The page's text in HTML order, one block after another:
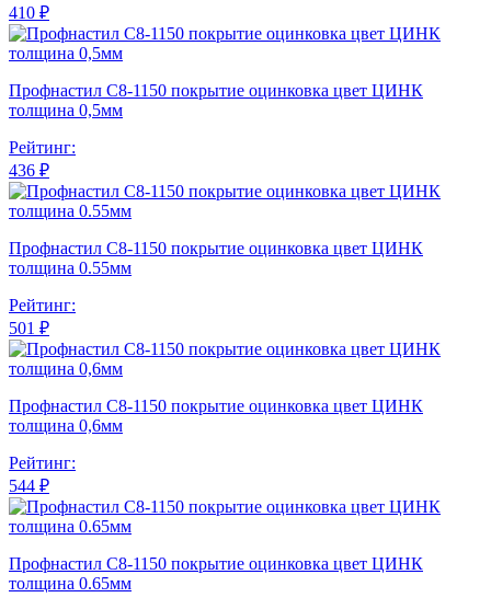
410 ₽
Профнастил С8-1150 покрытие оцинковка цвет ЦИНК
толщина 0,5мм
Рейтинг:
436 ₽
Профнастил С8-1150 покрытие оцинковка цвет ЦИНК
толщина 0.55мм
Рейтинг:
501 ₽
Профнастил С8-1150 покрытие оцинковка цвет ЦИНК
толщина 0,6мм
Рейтинг:
544 ₽
Профнастил С8-1150 покрытие оцинковка цвет ЦИНК
толщина 0.65мм